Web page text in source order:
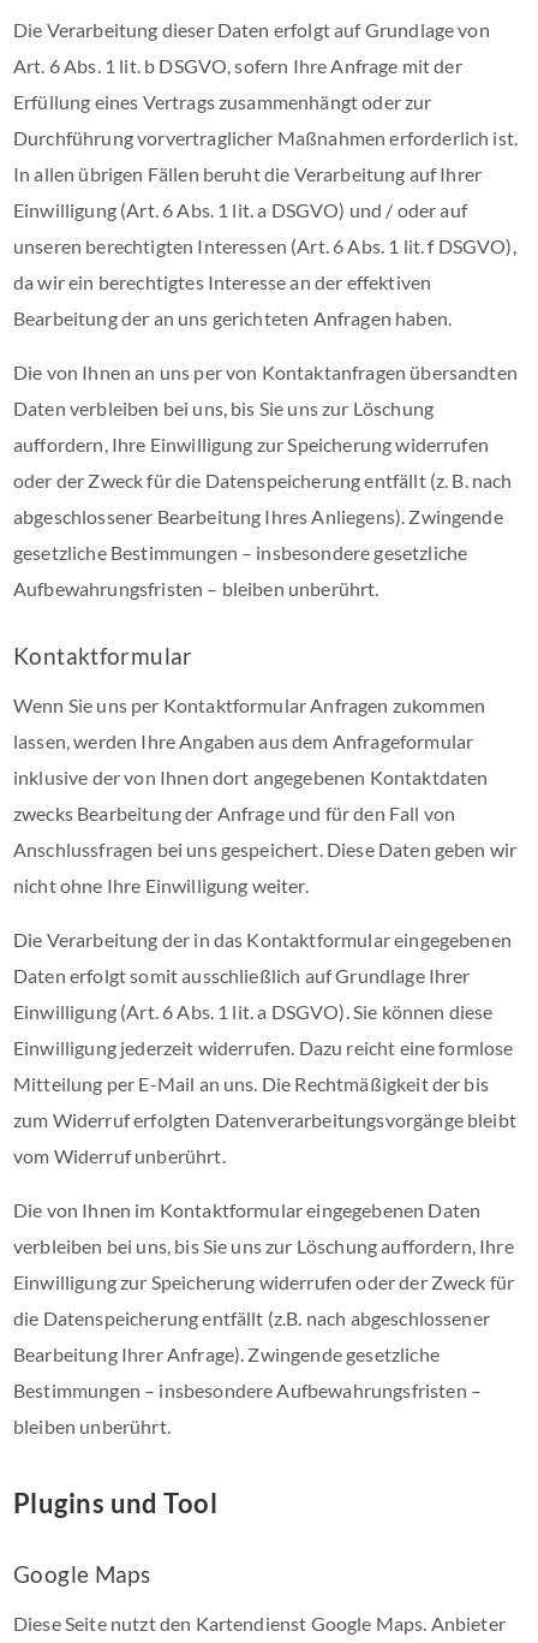
Die Verarbeitung dieser Daten erfolgt auf Grundlage von
Art. 6 Abs. 1 lit. b DSGVO, sofern Ihre Anfrage mit der
Erfüllung eines Vertrags zusammenhängt oder zur
Durchführung vorvertraglicher Maßnahmen erforderlich ist.
In allen übrigen Fällen beruht die Verarbeitung auf Ihrer
Einwilligung (Art. 6 Abs. 1 lit. a DSGVO) und / oder auf
unseren berechtigten Interessen (Art. 6 Abs. 1 lit. f DSGVO),
da wir ein berechtigtes Interesse an der effektiven
Bearbeitung der an uns gerichteten Anfragen haben.
Die von Ihnen an uns per von Kontaktanfragen übersandten
Daten verbleiben bei uns, bis Sie uns zur Löschung
auffordern, Ihre Einwilligung zur Speicherung widerrufen
oder der Zweck für die Datenspeicherung entfällt (z. B. nach
abgeschlossener Bearbeitung Ihres Anliegens). Zwingende
gesetzliche Bestimmungen – insbesondere gesetzliche
Aufbewahrungsfristen – bleiben unberührt.
Kontaktformular
Wenn Sie uns per Kontaktformular Anfragen zukommen
lassen, werden Ihre Angaben aus dem Anfrageformular
inklusive der von Ihnen dort angegebenen Kontaktdaten
zwecks Bearbeitung der Anfrage und für den Fall von
Anschlussfragen bei uns gespeichert. Diese Daten geben wir
nicht ohne Ihre Einwilligung weiter.
Die Verarbeitung der in das Kontaktformular eingegebenen
Daten erfolgt somit ausschließlich auf Grundlage Ihrer
Einwilligung (Art. 6 Abs. 1 lit. a DSGVO). Sie können diese
Einwilligung jederzeit widerrufen. Dazu reicht eine formlose
Mitteilung per E-Mail an uns. Die Rechtmäßigkeit der bis
zum Widerruf erfolgten Datenverarbeitungsvorgänge bleibt
vom Widerruf unberührt.
Die von Ihnen im Kontaktformular eingegebenen Daten
verbleiben bei uns, bis Sie uns zur Löschung auffordern, Ihre
Einwilligung zur Speicherung widerrufen oder der Zweck für
die Datenspeicherung entfällt (z.B. nach abgeschlossener
Bearbeitung Ihrer Anfrage). Zwingende gesetzliche
Bestimmungen – insbesondere Aufbewahrungsfristen –
bleiben unberührt.
Plugins und Tool
Google Maps
Diese Seite nutzt den Kartendienst Google Maps. Anbieter